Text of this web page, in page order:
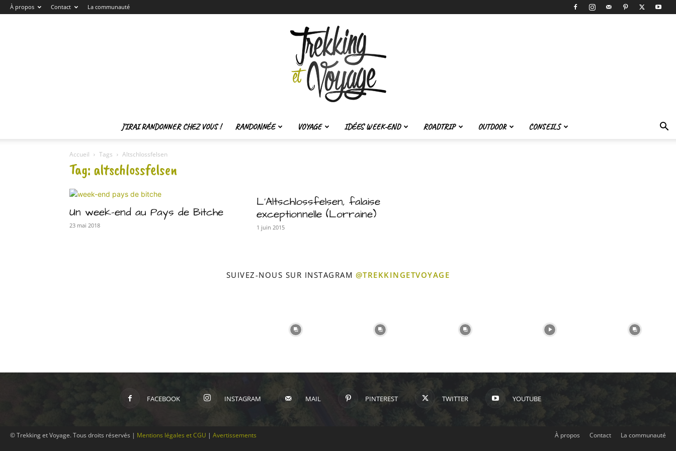
À propos Contact La communauté
et
Voyage
J’IRAI RANDONNER CHEZ VOUS ! RANDONNÉE VOYAGE IDÉES WEEK-END ROADTRIP OUTDOOR CONSEILS
Accueil Tags Altschlossfelsen
Tag: altschlossfelsen
Un week-end au Pays de Bitche
23 mai 2018
L’Altschlossfelsen, falaise
exceptionnelle (Lorraine)
1 juin 2015
SUIVEZ-NOUS SUR INSTAGRAM @TREKKINGETVOYAGE
FACEBOOK INSTAGRAM MAIL PINTEREST TWITTER YOUTUBE
À propos Contact La communauté
© Trekking et Voyage. Tous droits réservés | Mentions légales et CGU | Avertissements